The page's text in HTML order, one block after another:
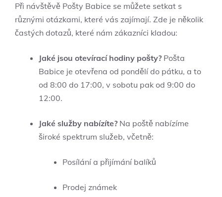
Při návštěvě Pošty Babice se můžete setkat s
různými otázkami, které vás zajímají. Zde je několik
častých dotazů, které nám zákazníci kladou:
Jaké jsou otevírací hodiny pošty? Pošta
Babice je otevřena od pondělí do pátku, a to
od 8:00 do 17:00, v sobotu pak od 9:00 do
12:00.
Jaké služby nabízíte? Na poště nabízíme
široké spektrum služeb, včetně:
Posílání a přijímání balíků
Prodej známek